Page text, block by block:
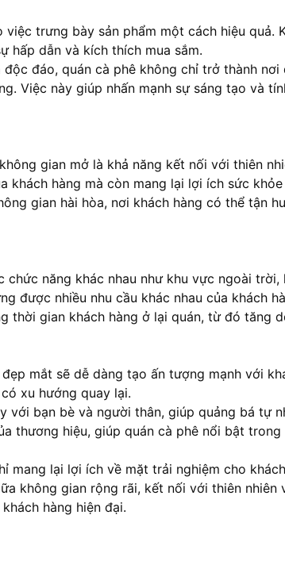
trưng bày sản phẩm một cách hiệu quả.
hấp dẫn và kích thích mua sắm.
độc đáo, quán cà phê không chỉ trở thành
Việc này giúp nhấn mạnh sự sáng tạo và
không gian mở là khả năng kết nối với thiên
khách hàng mà còn mang lại lợi ích sức
gian hài hòa, nơi khách hàng có thể tận
năng khác nhau như khu vực ngoài
được nhiều nhu cầu khác nhau của khách
thời gian khách hàng ở lại quán, từ đó tăng
mắt sẽ dễ dàng tạo ấn tượng mạnh với
xu hướng quay lại.
với bạn bè và người thân, giúp quảng bá tự
thương hiệu, giúp quán cà phê nổi bật trong
mang lại lợi ích về mặt trải nghiệm cho
không gian rộng rãi, kết nối với thiên
hàng hiện đại.